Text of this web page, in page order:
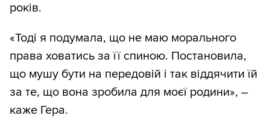
років.
«Тоді я подумала, що не маю морального
права ховатись за її спиною. Постановила,
що мушу бути на передовій і так віддячити їй
за те, що вона зробила для моєї родини», –
каже Гера.